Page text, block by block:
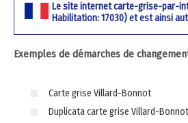
Le site internet carte-grise-par-
Habilitation: 17030) et est ainsi
Exemples de démarches de
Carte grise Villard-Bonnot
Duplicata carte grise Villard-